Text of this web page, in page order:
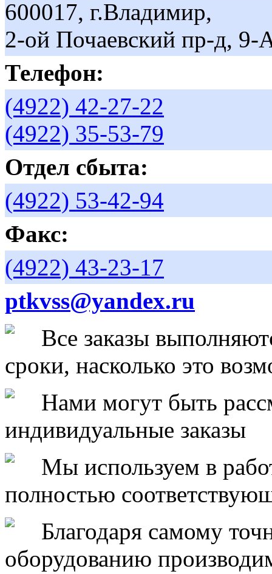
600017, г.Владимир,
2-ой Почаевский пр-д, 9-
Телефон:
(4922) 42-27-22
(4922) 35-53-79
Отдел сбыта:
(4922) 53-42-94
Факс:
(4922) 43-23-17
ptkvss@yandex.ru
Все заказы
сроки, насколько это
Нами могут быть
индивидуальные заказы
Мы используем в
полностью
Благодаря самому
оборудованию